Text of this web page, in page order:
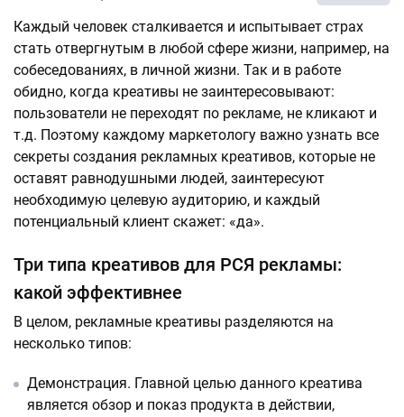
Каждый человек сталкивается и испытывает страх
стать отвергнутым в любой сфере жизни, например, на
собеседованиях, в личной жизни. Так и в работе
обидно, когда креативы не заинтересовывают:
пользователи не переходят по рекламе, не кликают и
т.д. Поэтому каждому маркетологу важно узнать все
секреты создания рекламных креативов, которые не
оставят равнодушными людей, заинтересуют
необходимую целевую аудиторию, и каждый
потенциальный клиент скажет: «да».
Три типа креативов для РСЯ рекламы:
какой эффективнее
В целом, рекламные креативы разделяются на
несколько типов:
Демонстрация. Главной целью данного креатива
является обзор и показ продукта в действии,